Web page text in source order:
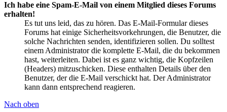
Ich habe eine Spam-E-Mail von einem Mitglied dieses Forums
erhalten!
Es tut uns leid, das zu hören. Das E-Mail-Formular dieses
Forums hat einige Sicherheitsvorkehrungen, die Benutzer, die
solche Nachrichten senden, identifizieren sollen. Du solltest
einem Administrator die komplette E-Mail, die du bekommen
hast, weiterleiten. Dabei ist es ganz wichtig, die Kopfzeilen
(Headers) mitzuschicken. Diese enthalten Details über den
Benutzer, der die E-Mail verschickt hat. Der Administrator
kann dann entsprechend reagieren.
Nach oben